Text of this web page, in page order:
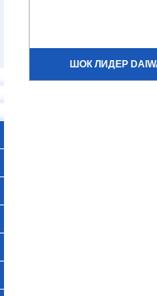
ШОК ЛИДЕР